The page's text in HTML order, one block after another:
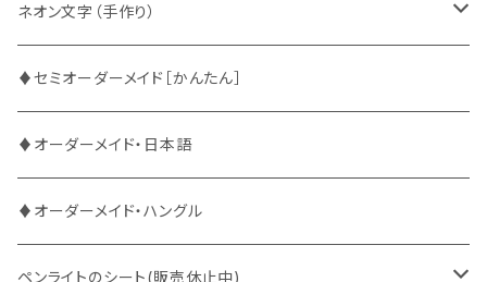
ATEEZ
BUDDiiS
DXTEEN
ENHYPEN
EXO
ASTRO
ATEEZ
BLANK2Y
BOYNEXTDOOR
BUDDiiS
ネオン文字（手作り）
ファンサ
CRAVITY
ENHYPEN
EXO
♦セミオーダーメイド［かんたん］
♦オーダーメイド・日本語
♦オーダーメイド・ハングル
ペンライトのシート(販売休止中)